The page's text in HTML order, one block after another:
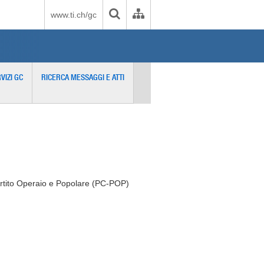
www.ti.ch/gc
GC RICERCA MESSAGGI E ATTI
Operaio e Popolare (PC-POP)